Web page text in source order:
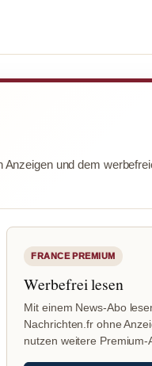
und dem
FRANCE PREMIUM
Werbefrei lesen
Mit einem News-Abo
Nachrichten.fr ohne
nutzen weitere Premium-